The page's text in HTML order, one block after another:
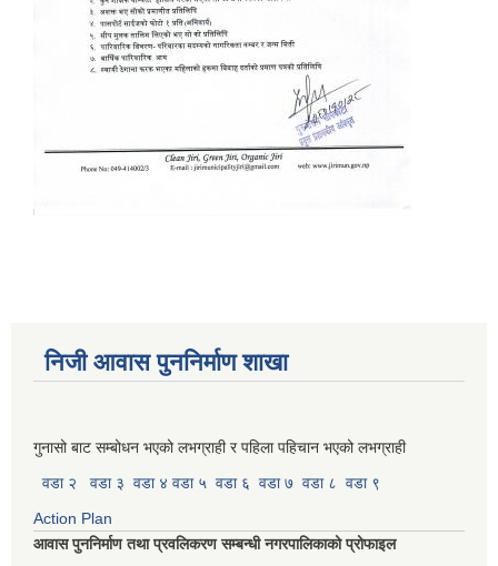
निजी आवास पुननिर्माण शाखा
गुनासो बाट सम्बोधन भएको लभग्राही र पहिला पहिचान भएको लभग्राही
वडा २
वडा ३ वडा ४ वडा ५ वडा ६ वडा ७ वडा ८ वडा ९
Action Plan
आवास पुननिर्माण तथा प्रवलिकरण सम्बन्धी नगरपालिकाको प्रोफाइल